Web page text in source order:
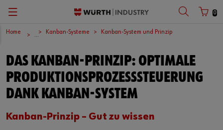
0
Zurück
Kundennummer
Zurück
C-Teile-Managament
Versorgungssicherheit
Zurück
Arbeitsschutz
Chemisch-technische Produkte
Zurück
Qualität, Test- und Prüflabors
Qualitätssicherung
Zurück
Unternehmen
Würth-Gruppe
Zurück
Deutsch
English
Home ... Kanban-Systeme Kanban-System und Prinzip
DAS KANBAN-PRINZIP: OPTIMALE
PRODUKTIONSPROZESSSTEUERUNG
DANK KANBAN-SYSTEM
Kanban-Prinzip – Gut zu wissen